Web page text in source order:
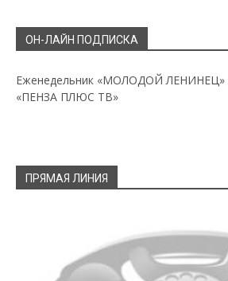
ОН-ЛАЙН ПОДПИСКА
Еженедельник «МОЛОДОЙ ЛЕНИНЕЦ»
«ПЕНЗА ПЛЮС ТВ»
ПРЯМАЯ ЛИНИЯ